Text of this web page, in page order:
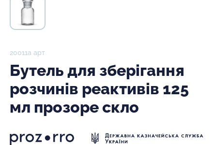
20011а арт
Бутель для зберігання
розчинів реактивів 125
мл прозоре скло